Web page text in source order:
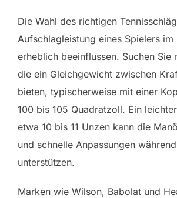
Die Wahl des richtigen
Aufschlagleistung eines Spielers im
erheblich beeinflussen. Suchen Sie
die ein Gleichgewicht zwischen
bieten, typischerweise mit einer
100 bis 105 Quadratzoll. Ein
etwa 10 bis 11 Unzen kann die
und schnelle Anpassungen
unterstützen.
Marken wie Wilson, Babolat und